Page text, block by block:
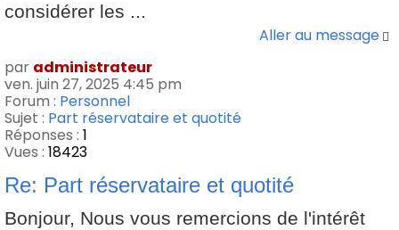
considérer les ...
Aller au message
par administrateur
ven. juin 27, 2025 4:45 pm
Forum : Personnel
Sujet : Part réservataire et quotité
Réponses : 1
Vues : 18423
Re: Part réservataire et quotité
Bonjour, Nous vous remercions de l'intérêt